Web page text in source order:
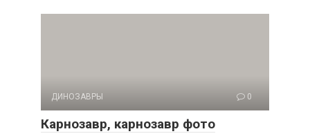
ДИНОЗАВРЫ 0
Карнозавр, карнозавр фото